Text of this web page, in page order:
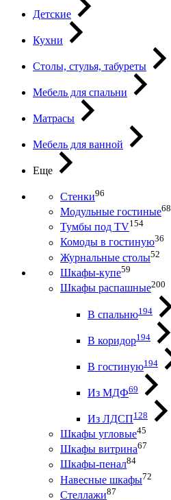
Детские
Кухни
Столы, стулья, табуреты
Мебель для спальни
Матрасы
Мебель для ванной
Еще
Стенки96
Модульные гостиные68
Тумбы под ТV154
Комоды в гостиную36
Журнальные столы52
Шкафы-купе59
Шкафы распашные200
В спальню194
В коридор194
В гостиную194
Из МДФ69
Из ЛДСП128
Шкафы угловые45
Шкафы витрина67
Шкафы-пенал84
Навесные шкафы72
Стеллажи87